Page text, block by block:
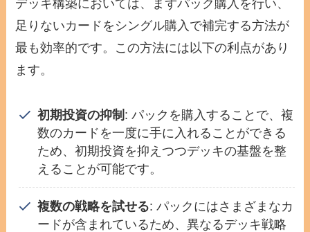
デッキ構築においては、まずパック購入を行い、
足りないカードをシングル購入で補完する方法が
最も効率的です。この方法には以下の利点があり
ます。
初期投資の抑制 : パックを購入することで、複
数のカードを一度に手に入れることができる
ため、初期投資を抑えつつデッキの基盤を整
えることが可能です。
複数の戦略を試せる: パックにはさまざまなカ
ードが含まれているため、異なるデッキ戦略